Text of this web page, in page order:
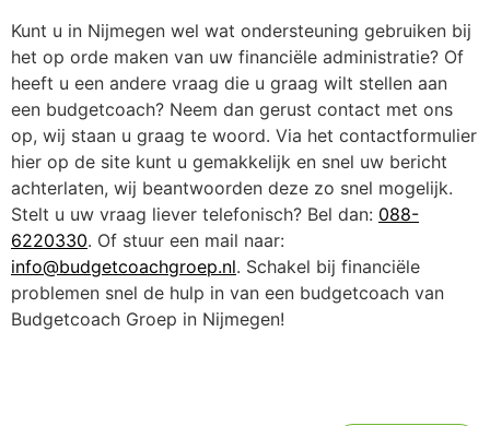
Kunt u in Nijmegen wel wat ondersteuning gebruiken bij
het op orde maken van uw financiële administratie? Of
heeft u een andere vraag die u graag wilt stellen aan
een budgetcoach? Neem dan gerust contact met ons
op, wij staan u graag te woord. Via het contactformulier
hier op de site kunt u gemakkelijk en snel uw bericht
achterlaten, wij beantwoorden deze zo snel mogelijk.
Stelt u uw vraag liever telefonisch? Bel dan: 088-
6220330. Of stuur een mail naar:
info@budgetcoachgroep.nl. Schakel bij financiële
problemen snel de hulp in van een budgetcoach van
Budgetcoach Groep in Nijmegen!